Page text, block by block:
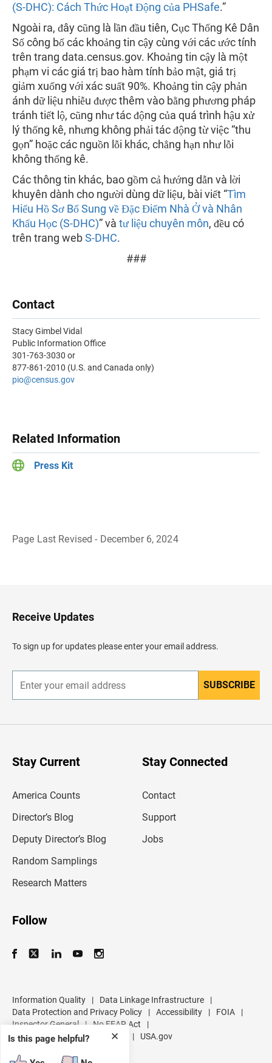
(S-DHC): Cách Thức Hoạt Động của PHSafe.”
Ngoài ra, đây cũng là lần đầu tiên, Cục Thống Kê Dân
Số công bố các khoảng tin cậy cùng với các ước tính
trên trang data.census.gov. Khoảng tin cậy là một
phạm vi các giá trị bao hàm tính bảo mật, giá trị
giảm xuống với xác suất 90%. Khoảng tin cậy phản
ánh dữ liệu nhiễu được thêm vào bằng phương pháp
tránh tiết lộ, cũng như tác động của quá trình hậu xử
lý thống kê, nhưng không phải tác động từ việc “thu
gọn” hoặc các nguồn lỗi khác, chẳng hạn như lỗi
không thống kê.
Các thông tin khác, bao gồm cả hướng dẫn và lời
khuyên dành cho người dùng dữ liệu, bài viết “Tìm
Hiểu Hồ Sơ Bổ Sung về Đặc Điểm Nhà Ở và Nhân
Khẩu Học (S-DHC)” và tư liệu chuyên môn, đều có
trên trang webS-DHC.
###
Contact
Stacy Gimbel Vidal
Public Information Office
301-763-3030 or
877-861-2010 (U.S. and Canada only)
pio@census.gov
Related Information
Press Kit
Page Last Revised - December 6, 2024
✕
Is this page helpful?
H
e
d
e
Receive Updates
To sign up for updates please enter your email address.
n
r
SUBSCRIBE
Stay Current
America Counts
Director’s Blog
Deputy Director’s Blog
Random Samplings
Research Matters
Stay Connected
Contact
Support
Jobs
Follow
Information Quality | Data Linkage Infrastructure
|
Data Protection and Privacy Policy
| Accessibility | FOIA
|
Inspector General
| No FEAR Act
|
U.S. Department of Commerce
| USA.gov